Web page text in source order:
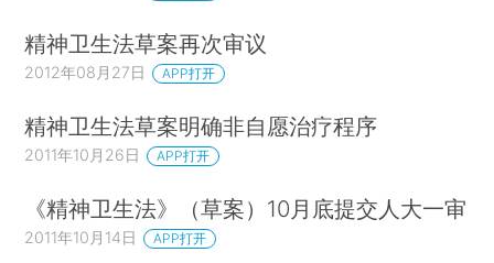
精神卫生法草案再次审议
2012年08月27日 APP打开
精神卫生法草案明确非自愿治疗程序
2011年10月26日 APP打开
《精神卫生法》（草案）10月底提交人大一审
2011年10月14日 APP打开